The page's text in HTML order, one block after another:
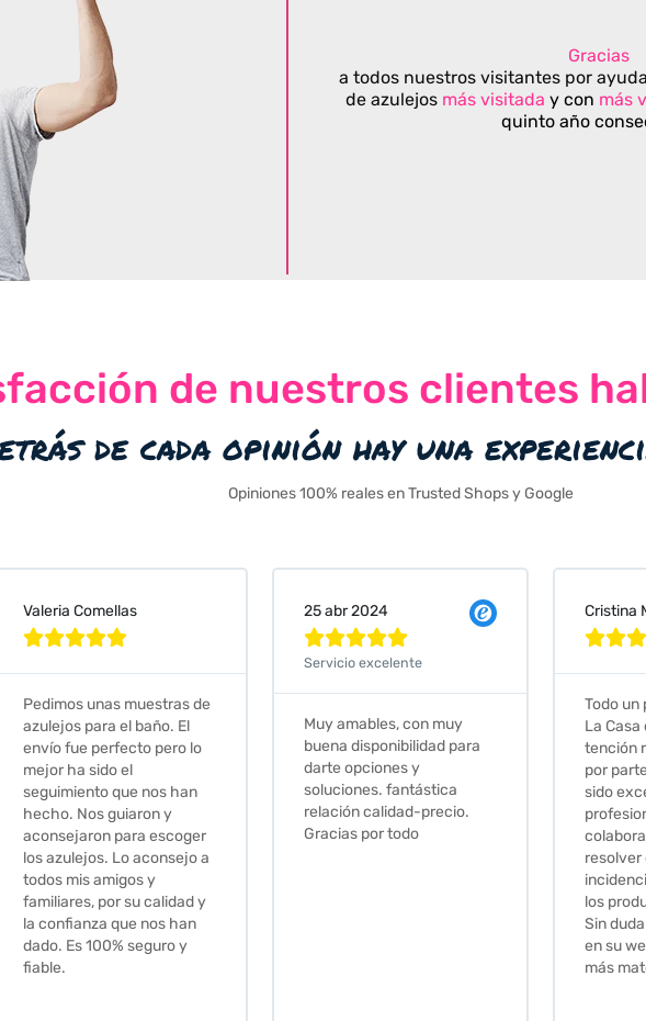
Gracias
a todos nuestros visitantes por
de azulejos más visitada y con más
quinto año
de nuestros clientes
de cada opinión hay una
Opiniones 100% reales en Trusted Shops y Google
25 abr 2024

Muy amables, con muy
buena disponibilidad para
darte opciones y
soluciones. fantástica
relación calidad-precio.
Gracias por todo
Cristina Martin Serrano

La Casa de los Azulejos. La
tención recibida, sobretodo
por parte de Stephanie, ha
sido excepcional. Serios,
profesionales,
colaboradores para

muy
sus